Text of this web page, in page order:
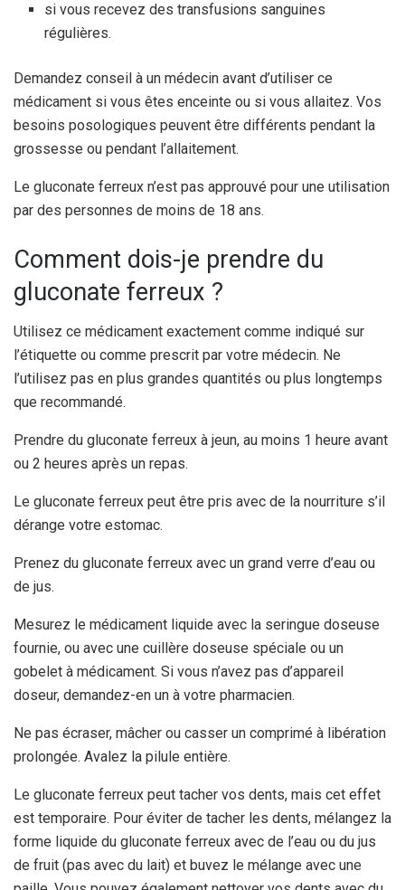
si vous recevez des transfusions sanguines
régulières.
Demandez conseil à un médecin avant d’utiliser ce
médicament si vous êtes enceinte ou si vous allaitez. Vos
besoins posologiques peuvent être différents pendant la
grossesse ou pendant l’allaitement.
Le gluconate ferreux n’est pas approuvé pour une utilisation
par des personnes de moins de 18 ans.
Comment dois-je prendre du
gluconate ferreux ?
Utilisez ce médicament exactement comme indiqué sur
l’étiquette ou comme prescrit par votre médecin. Ne
l’utilisez pas en plus grandes quantités ou plus longtemps
que recommandé.
Prendre du gluconate ferreux à jeun, au moins 1 heure avant
ou 2 heures après un repas.
Le gluconate ferreux peut être pris avec de la nourriture s’il
dérange votre estomac.
Prenez du gluconate ferreux avec un grand verre d’eau ou
de jus.
Mesurez le médicament liquide avec la seringue doseuse
fournie, ou avec une cuillère doseuse spéciale ou un
gobelet à médicament. Si vous n’avez pas d’appareil
doseur, demandez-en un à votre pharmacien.
Ne pas écraser, mâcher ou casser un comprimé à libération
prolongée. Avalez la pilule entière.
Le gluconate ferreux peut tacher vos dents, mais cet effet
est temporaire. Pour éviter de tacher les dents, mélangez la
forme liquide du gluconate ferreux avec de l’eau ou du jus
de fruit (pas avec du lait) et buvez le mélange avec une